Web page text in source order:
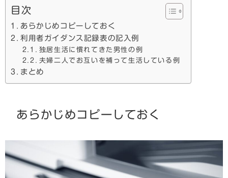
目次
あらかじめコピーしておく
利用者ガイダンス記録表の記入例
独居生活に慣れてきた男性の例
夫婦二人でお互いを補って生活している例
まとめ
あらかじめコピーしておく